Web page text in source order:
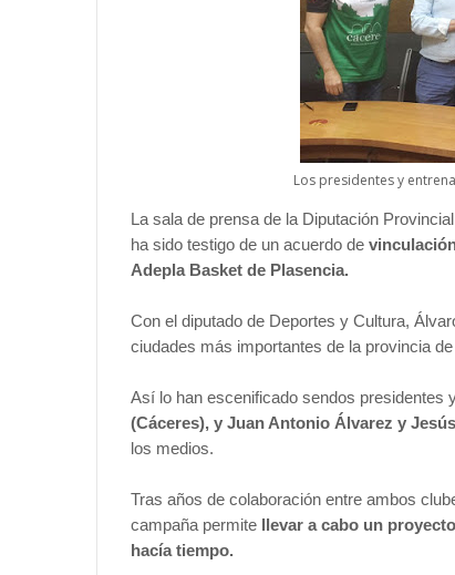
Los presidentes y
La sala de prensa de la Diputación
ha sido testigo de un acuerdo de
Adepla Basket de Plasencia.
Con el diputado de Deportes y Cultura,
ciudades más importantes de la provincia
Así lo han escenificado sendos presidentes
(Cáceres), y Juan Antonio Álvarez y
los medios.
Tras años de colaboración entre ambos
campaña permite llevar a cabo un
hacía tiempo.